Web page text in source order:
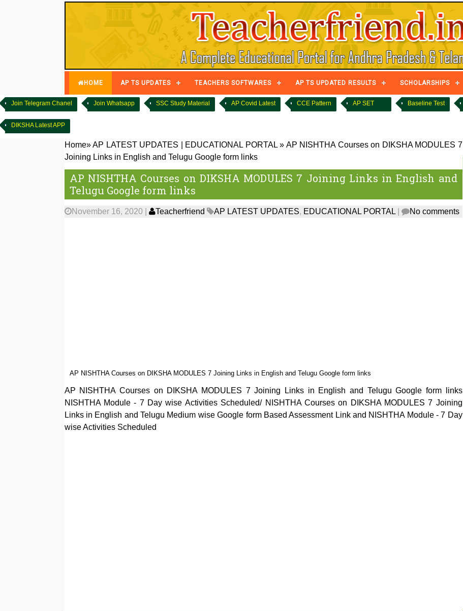
HOME AP TS UPDATES TEACHERS SOFTWARES AP TS UPDATED RESULTS SCHOLARSHIPS
Join Telegram Chanel Join Whatsapp SSC Study Material AP Covid Latest CCE Pattern AP SET Baseline Test
DIKSHA Latest APP
Home»AP LATEST UPDATES EDUCATIONAL PORTAL » AP NISHTHA Courses on DIKSHA MODULES 7
Joining Links in English and Telugu Google form links
AP NISHTHA Courses on DIKSHA MODULES 7 Joining Links in English and
Telugu Google form links
November 16, 2020 Teacherfriend AP LATEST UPDATES, EDUCATIONAL PORTAL| No comments
AP NISHTHA Courses on DIKSHA MODULES 7 Joining Links in English and Telugu Google form links
AP NISHTHA Courses on DIKSHA MODULES 7 Joining Links in English and Telugu Google form links
NISHTHA Module - 7 Day wise Activities Scheduled/ NISHTHA Courses on DIKSHA MODULES 7 Joining
Links in English and Telugu Medium wise Google form Based Assessment Link and NISHTHA Module - 7 Day
wise Activities Scheduled